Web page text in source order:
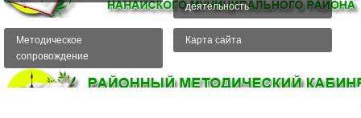
деятельность
Методическое
сопровождение
Карта сайта